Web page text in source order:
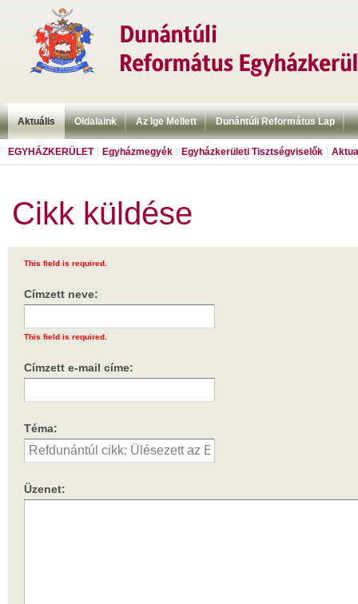
Aktuális Oldalaink Az Ige Mellett Dunántúli Református Lap
EGYHÁZKERÜLET Egyházmegyék Egyházkerületi Tisztségviselők
Cikk küldése
This field is required.
Címzett neve:
This field is required.
Címzett e-mail címe:
Téma:
Üzenet: